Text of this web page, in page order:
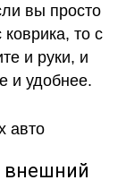
вы просто
то с
и руки, и
и удобнее.
внешний